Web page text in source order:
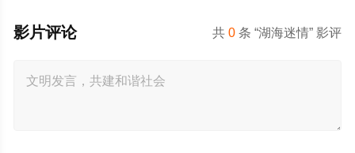
共0 条 “湖海迷情” 影评
影片评论